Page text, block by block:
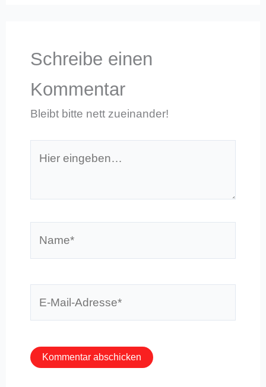
Schreibe einen
Kommentar
Bleibt bitte nett zueinander!
eingeben…